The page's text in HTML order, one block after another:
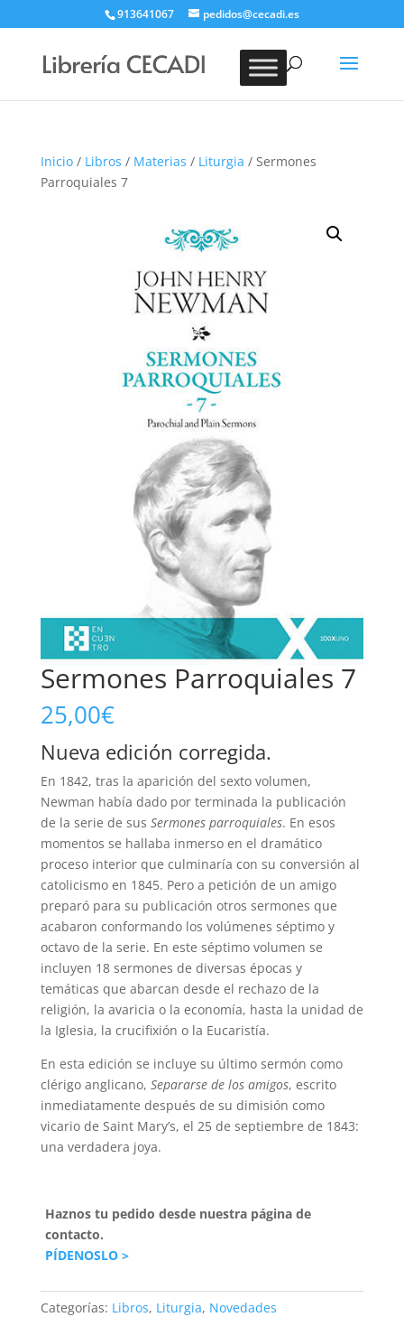
913641067 pedidos@cecadi.es
BUSCAR
Inicio/ Libros / Materias / Liturgia / Sermones
Parroquiales 7
Sermones Parroquiales 7
25,00€
Nueva edición corregida.
En 1842, tras la aparición del sexto volumen,
Newman había dado por terminada la publicación
de la serie de sus Sermones parroquiales. En esos
momentos se hallaba inmerso en el dramático
proceso interior que culminaría con su conversión al
catolicismo en 1845. Pero a petición de un amigo
preparó para su publicación otros sermones que
acabaron conformando los volúmenes séptimo y
octavo de la serie. En este séptimo volumen se
incluyen 18 sermones de diversas épocas y
temáticas que abarcan desde el rechazo de la
religión, la avaricia o la economía, hasta la unidad de
la Iglesia, la crucifixión o la Eucaristía.
En esta edición se incluye su último sermón como
clérigo anglicano, Separarse de los amigos, escrito
inmediatamente después de su dimisión como
vicario de Saint Mary’s, el 25 de septiembre de 1843:
una verdadera joya.
Haznos tu pedido desde nuestra página de
contacto.
PÍDENOSLO >
Categorías: Libros, Liturgia, Novedades